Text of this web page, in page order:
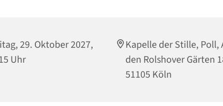
29. Oktober 2027,
Uhr
Kapelle der Stille, Poll,
den Rolshover Gärten
51105 Köln